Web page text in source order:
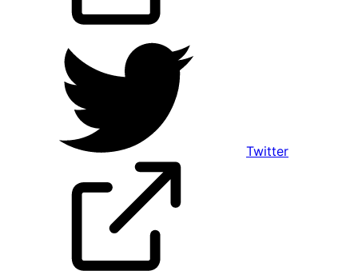
Twitter